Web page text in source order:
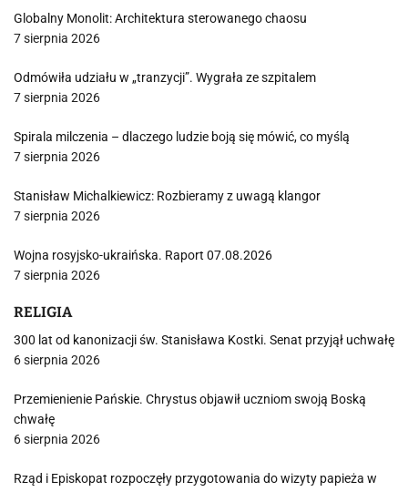
Globalny Monolit: Architektura sterowanego chaosu
7 sierpnia 2026
Odmówiła udziału w „tranzycji”. Wygrała ze szpitalem
7 sierpnia 2026
Spirala milczenia – dlaczego ludzie boją się mówić, co myślą
7 sierpnia 2026
Stanisław Michalkiewicz: Rozbieramy z uwagą klangor
7 sierpnia 2026
Wojna rosyjsko-ukraińska. Raport 07.08.2026
7 sierpnia 2026
RELIGIA
300 lat od kanonizacji św. Stanisława Kostki. Senat przyjął uchwałę
6 sierpnia 2026
Przemienienie Pańskie. Chrystus objawił uczniom swoją Boską
chwałę
6 sierpnia 2026
Rząd i Episkopat rozpoczęły przygotowania do wizyty papieża w